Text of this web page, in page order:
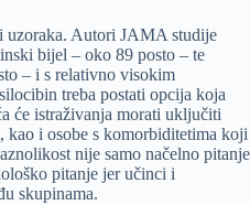
uzoraka. Autori JAMA studije
bijel – oko 89 posto – te
– i s relativno visokim
treba postati opcija koja
će istraživanja morati uključiti
kao i osobe s komorbiditetima koji
nije samo načelno pitanje
pitanje jer učinci i
skupinama.